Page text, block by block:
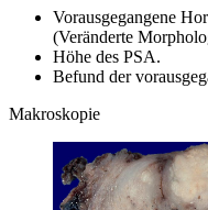
Vorausgegangene
(Veränderte
Höhe des PSA.
Befund der
Makroskopie